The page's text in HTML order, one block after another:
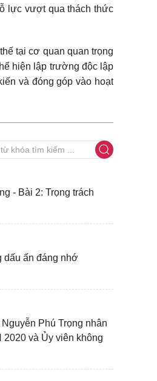
lực vượt qua thách thức
tại cơ quan quan trọng
hiện lập trường độc lập
và đóng góp vào hoạt
- Bài 2: Trọng trách
dấu ấn đáng nhớ
Phú Trọng nhân
2020 và Ủy viên không